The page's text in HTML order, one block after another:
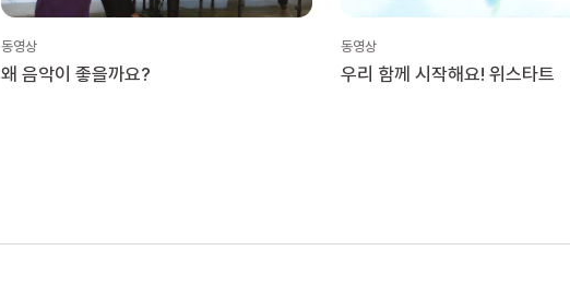
동영상
왜 음악이 좋을까요?
동영상
우리 함께 시작해요! 위스타트